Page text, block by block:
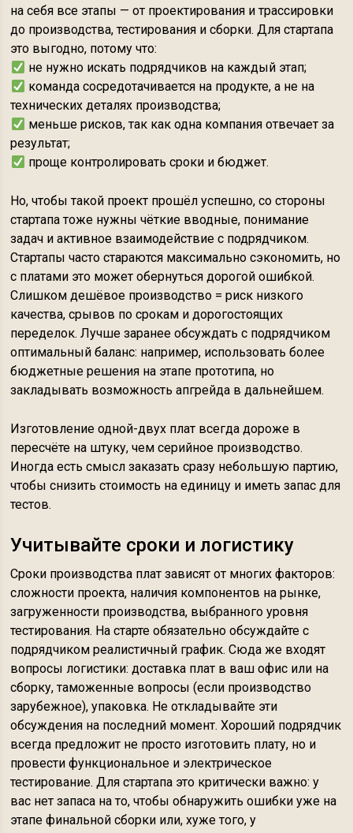
на себя все этапы — от проектирования и трассировки
до производства, тестирования и сборки. Для стартапа
это выгодно, потому что:
не нужно искать подрядчиков на каждый этап;
команда сосредотачивается на продукте, а не на
технических деталях производства;
меньше рисков, так как одна компания отвечает за
результат;
проще контролировать сроки и бюджет.
Но, чтобы такой проект прошёл успешно, со стороны
стартапа тоже нужны чёткие вводные, понимание
задач и активное взаимодействие с подрядчиком.
Стартапы часто стараются максимально сэкономить, но
с платами это может обернуться дорогой ошибкой.
Слишком дешёвое производство = риск низкого
качества, срывов по срокам и дорогостоящих
переделок. Лучше заранее обсуждать с подрядчиком
оптимальный баланс: например, использовать более
бюджетные решения на этапе прототипа, но
закладывать возможность апгрейда в дальнейшем.
Изготовление одной-двух плат всегда дороже в
пересчёте на штуку, чем серийное производство.
Иногда есть смысл заказать сразу небольшую партию,
чтобы снизить стоимость на единицу и иметь запас для
тестов.
Учитывайте сроки и логистику
Сроки производства плат зависят от многих факторов:
сложности проекта, наличия компонентов на рынке,
загруженности производства, выбранного уровня
тестирования. На старте обязательно обсуждайте с
подрядчиком реалистичный график. Сюда же входят
вопросы логистики: доставка плат в ваш офис или на
сборку, таможенные вопросы (если производство
зарубежное), упаковка. Не откладывайте эти
обсуждения на последний момент. Хороший подрядчик
всегда предложит не просто изготовить плату, но и
провести функциональное и электрическое
тестирование. Для стартапа это критически важно: у
вас нет запаса на то, чтобы обнаружить ошибки уже на
этапе финальной сборки или, хуже того, у